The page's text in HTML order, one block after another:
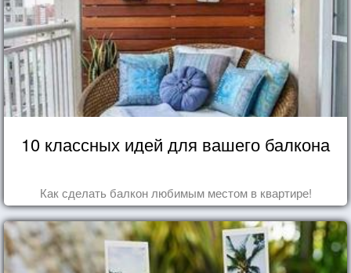
10 классных идей для вашего балкона
Как сделать балкон любимым местом в квартире!